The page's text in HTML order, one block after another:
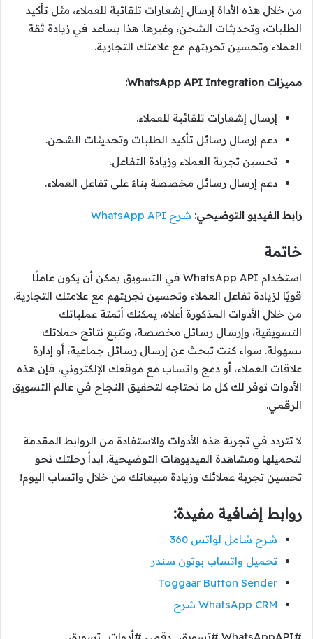
من خلال هذه الأداة إرسال إشعارات تلقائية للعملاء، مثل تأكيد
الطلبات، وتحديثات الشحن، وغيرها. هذا يساعد في زيادة ثقة
العملاء وتحسين تجربتهم مع علامتك التجارية.
مميزات WhatsApp API Integration:
إرسال إشعارات تلقائية للعملاء.
دعم إرسال رسائل تأكيد الطلبات وتحديثات الشحن.
تحسين تجربة العملاء وزيادة التفاعل.
دعم إرسال رسائل مخصصة بناءً على تفاعل العملاء.
رابط الفيديو التوضيحي: شرح WhatsApp API
خاتمة
استخدام WhatsApp API في التسويق يمكن أن يكون عاملًا
قويًا لزيادة تفاعل العملاء وتحسين تجربتهم مع علامتك التجارية.
من خلال الأدوات المذكورة أعلاه، يمكنك أتمتة عملياتك
التسويقية، وإرسال رسائل مخصصة، وتتبع نتائج حملاتك
بسهولة. سواء كنت تبحث عن إرسال رسائل جماعية، أو إدارة
علاقات العملاء، أو دمج واتساب مع موقعك الإلكتروني، فإن هذه
الأدوات توفر لك كل ما تحتاجه لتحقيق النجاح في عالم التسويق
الرقمي.
لا تتردد في تجربة هذه الأدوات والاستفادة من الروابط المقدمة
لتحميلها ومشاهدة الفيديوهات التوضيحية. ابدأ رحلتك نحو
تحسين تجربة عملائك وزيادة مبيعاتك من خلال واتساب اليوم!
روابط إضافية مفيدة:
شرح شامل لواتس 360
تحميل واتساب بوتون سندر
Toggaar Button Sender
WhatsApp CRM شرح